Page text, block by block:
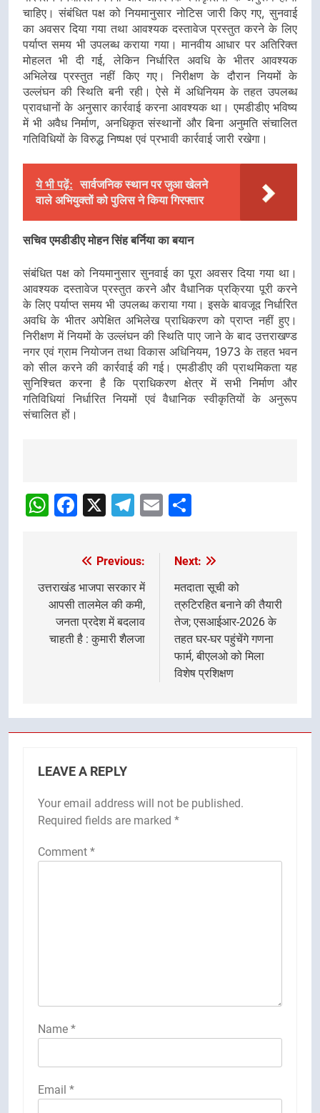
चाहिए। संबंधित पक्ष को नियमानुसार नोटिस जारी किए गए, सुनवाई
का अवसर दिया गया तथा आवश्यक दस्तावेज प्रस्तुत करने के लिए
पर्याप्त समय भी उपलब्ध कराया गया। मानवीय आधार पर अतिरिक्त
मोहलत भी दी गई, लेकिन निर्धारित अवधि के भीतर आवश्यक
अभिलेख प्रस्तुत नहीं किए गए। निरीक्षण के दौरान नियमों के
उल्लंघन की स्थिति बनी रही। ऐसे में अधिनियम के तहत उपलब्ध
प्रावधानों के अनुसार कार्रवाई करना आवश्यक था। एमडीडीए भविष्य
में भी अवैध निर्माण, अनधिकृत संस्थानों और बिना अनुमति संचालित
गतिविधियों के विरुद्ध निष्पक्ष एवं प्रभावी कार्रवाई जारी रखेगा।
ये भी पढ़ें: सार्वजनिक स्थान पर जुआ खेलने
वाले अभियुक्तों को पुलिस ने किया गिरफ्तार
सचिव एमडीडीए मोहन सिंह बर्निया का बयान
संबंधित पक्ष को नियमानुसार सुनवाई का पूरा अवसर दिया गया था।
आवश्यक दस्तावेज प्रस्तुत करने और वैधानिक प्रक्रिया पूरी करने
के लिए पर्याप्त समय भी उपलब्ध कराया गया। इसके बावजूद निर्धारित
अवधि के भीतर अपेक्षित अभिलेख प्राधिकरण को प्राप्त नहीं हुए।
निरीक्षण में नियमों के उल्लंघन की स्थिति पाए जाने के बाद उत्तराखण्ड
नगर एवं ग्राम नियोजन तथा विकास अधिनियम, 1973 के तहत भवन
को सील करने की कार्रवाई की गई। एमडीडीए की प्राथमिकता यह
सुनिश्चित करना है कि प्राधिकरण क्षेत्र में सभी निर्माण और
गतिविधियां निर्धारित नियमों एवं वैधानिक स्वीकृतियों के अनुरूप
संचालित हों।
navigation
WhatsApp
Facebook
X Telegram
Email
navigation
Previous:
उत्तराखंड भाजपा सरकार में
आपसी तालमेल की कमी,
जनता प्रदेश में बदलाव
चाहती है : कुमारी शैलजा
Next:
मतदाता सूची को
त्रुटिरहित बनाने की तैयारी
तेज; एसआईआर-2026 के
तहत घर-घर पहुंचेंगे गणना
फार्म, बीएलओ को मिला
विशेष प्रशिक्षण
LEAVE A REPLY
Your email address will not be published.
Required fields are marked *
Comment *
Name *
Email *